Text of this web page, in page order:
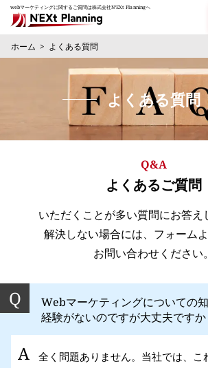
webマーケティングに関するご質問は株式会社N'EXt Planningへ
ホーム よくある質問
よくある質問
Q&A
よくあるご質問
いただくことが多い質問にお答え
解決しない場合には、フォーム
お問い合わせください。
Webマーケティングについての
経験がないのですが大丈夫ですか
全く問題ありません。当社では、こ